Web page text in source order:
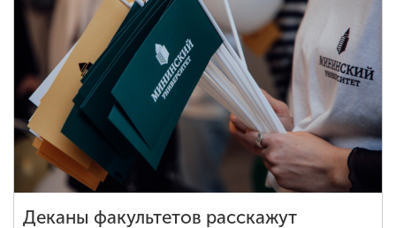
Деканы факультетов расскажут